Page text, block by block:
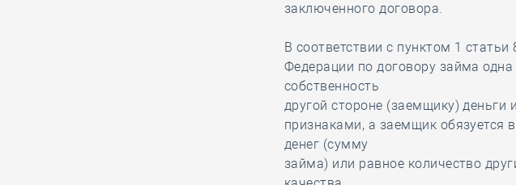
заключенного договора.
В соответствии с пунктом 1
Федерации по договору займа
собственность
другой стороне (заемщику)
признаками, а заемщик обязуется
денег (сумму
займа) или равное количество